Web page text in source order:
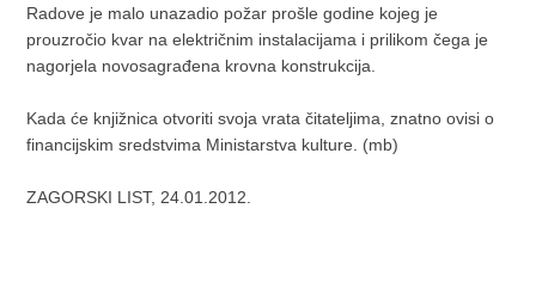
Radove je malo unazadio požar prošle godine kojeg je
prouzročio kvar na električnim instalacijama i prilikom čega je
nagorjela novosagrađena krovna konstrukcija.
Kada će knjižnica otvoriti svoja vrata čitateljima, znatno ovisi o
financijskim sredstvima Ministarstva kulture. (mb)
ZAGORSKI LIST, 24.01.2012.